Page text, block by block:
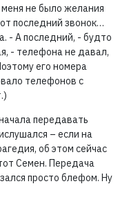
меня не было желания
последний звонок…
- А последний, - будто
- телефона не давал,
его номера
телефонов с
передавать
– если на
об этом сейчас
Семен. Передача
просто блефом. Ну